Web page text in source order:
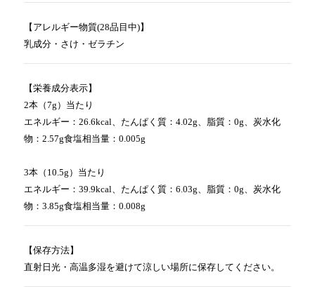
【アレルギー物質(28品目中)】
乳成分・さけ・ゼラチン
【栄養成分表示】
2本（7g）当たり
エネルギー：26.6kcal、たんぱく質：4.02g、脂質：0g、炭水化
物：2.57g食塩相当量：0.005g
3本（10.5g）当たり
エネルギー：39.9kcal、たんぱく質：6.03g、脂質：0g、炭水化
物：3.85g食塩相当量：0.008g
【保存方法】
直射日光・高温多湿を避けて涼しい場所に保存してください。